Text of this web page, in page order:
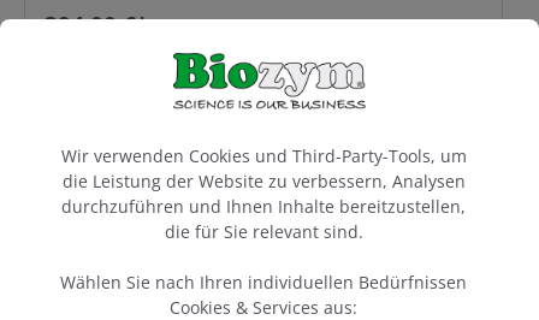
394,00 €*
Wir verwenden Cookies und Third-Party-Tools, um
die Leistung der Website zu verbessern, Analysen
durchzuführen und Ihnen Inhalte bereitzustellen,
die für Sie relevant sind.
Wählen Sie nach Ihren individuellen Bedürfnissen
Cookies & Services aus: